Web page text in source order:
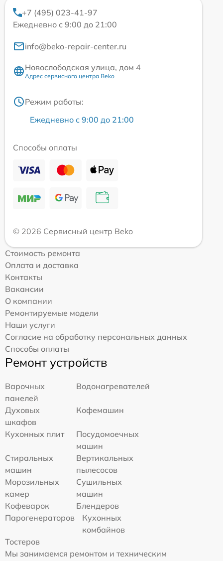
+7 (495) 023-41-97
Ежедневно с 9:00 до 21:00
info@beko-repair-center.ru
Новослободская улица, дом 4
Адрес сервисного центра Beko
Режим работы:
Ежедневно с 9:00 до 21:00
Способы оплаты
© 2026 Сервисный центр Beko
Стоимость ремонта
Оплата и доставка
Контакты
Вакансии
О компании
Ремонтируемые модели
Наши услуги
Согласие на обработку персональных данных
Способы оплаты
Ремонт устройств
Варочных
панелей
Водонагревателей
Духовых
шкафов
Кофемашин
Кухонных плит
Посудомоечных
машин
Стиральных
машин
Вертикальных
пылесосов
Морозильных
камер
Сушильных
машин
Кофеварок
Блендеров
Парогенераторов
Кухонных
комбайнов
Тостеров
Мы занимаемся ремонтом и техническим